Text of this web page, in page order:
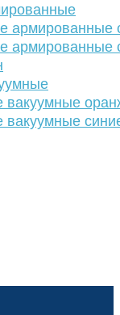
армированные
армированные
вакуумные
вакуумные